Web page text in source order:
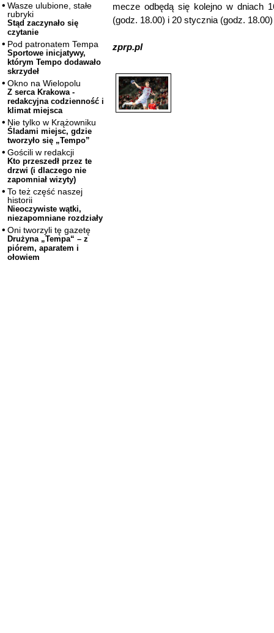
Wasze ulubione, stałe
rubryki
Stąd zaczynało się
czytanie
Pod patronatem Tempa
Sportowe inicjatywy,
którym Tempo dodawało
skrzydeł
Okno na Wielopolu
Z serca Krakowa -
redakcyjna codzienność i
klimat miejsca
Nie tylko w Krążowniku
Śladami miejsc, gdzie
tworzyło się „Tempo”
Gościli w redakcji
Kto przeszedł przez te
drzwi (i dlaczego nie
zapomniał wizyty)
To też część naszej
historii
Nieoczywiste wątki,
niezapomniane rozdziały
Oni tworzyli tę gazetę
Drużyna „Tempa“ – z
piórem, aparatem i
ołowiem
mecze odbędą się kolejno w dniach
(godz. 18.00) i 20 stycznia (godz.
zprp.pl